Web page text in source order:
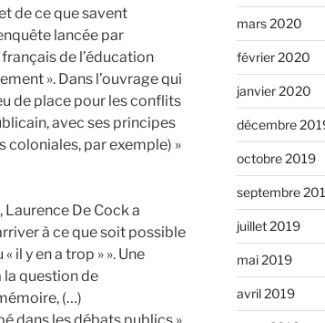
de ce que savent
lancée par
de l’éducation
». Dans l’ouvrage qui
de place pour les conflits
avec ses principes
coloniales, par exemple) »
De Cock a
à ce que soit possible
il y en a trop » ». Une
la question de
(…)
mars 2020
février 2020
janvier 2020
décembre
octobre 2019
septembre
juillet 2019
mai 2019
avril 2019